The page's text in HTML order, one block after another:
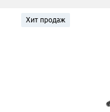
Хит продаж